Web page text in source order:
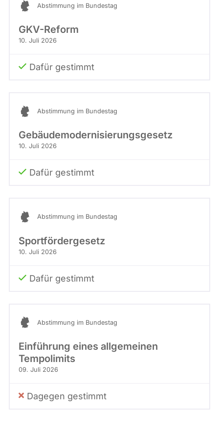
Abstimmung im Bundestag
GKV-Reform
10. Juli 2026
Dafür gestimmt
Abstimmung im Bundestag
Gebäudemodernisierungsgesetz
10. Juli 2026
Dafür gestimmt
Abstimmung im Bundestag
Sportfördergesetz
10. Juli 2026
Dafür gestimmt
Abstimmung im Bundestag
Einführung eines allgemeinen
Tempolimits
09. Juli 2026
Dagegen gestimmt